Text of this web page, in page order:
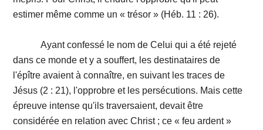
estimer même comme un « trésor » (Héb. 11 : 26).
Ayant confessé le nom de Celui qui a été rejeté
dans ce monde et y a souffert, les destinataires de
l'épître avaient à connaître, en suivant les traces de
Jésus (2 : 21), l'opprobre et les persécutions. Mais cette
épreuve intense qu'ils traversaient, devait être
considérée en relation avec Christ ; ce « feu ardent »